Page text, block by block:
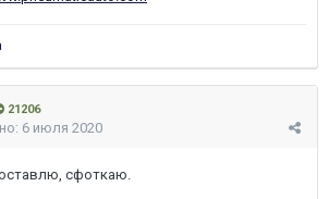
21206
6 июля 2020
сфоткаю.